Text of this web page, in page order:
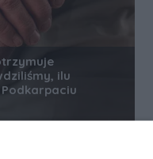
ilu